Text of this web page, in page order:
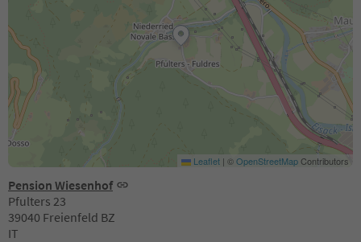
Pension Wiesenhof
Pfulters 23
39040 Freienfeld BZ
IT
Leaflet | ©OpenStreetMapContributors